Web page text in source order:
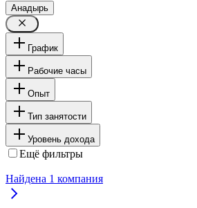
Анадырь
График
Рабочие часы
Опыт
Тип занятости
Уровень дохода
Ещё фильтры
Найдена 1 компания